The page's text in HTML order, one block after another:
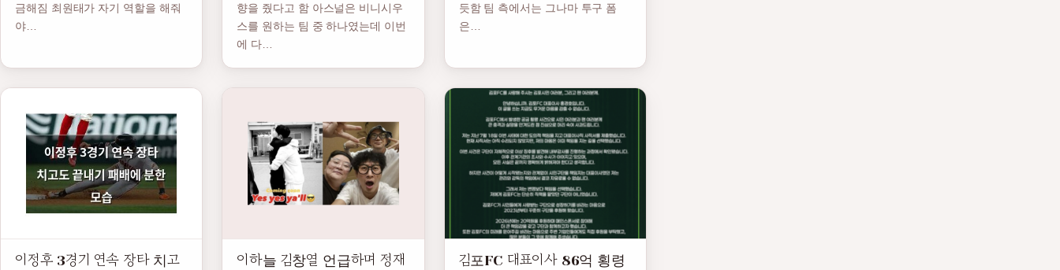
금해짐 최원태가 자기 역할을 해줘
야…
향을 줬다고 함 아스널은 비니시우
스를 원하는 팀 중 하나였는데 이번
에 다…
듯함 팀 측에서는 그나마 투구 폼
은…
이정후 3경기 연속 장타 치고
이하늘 김창열 언급하며 정재
김포FC 대표이사 86억 횡령